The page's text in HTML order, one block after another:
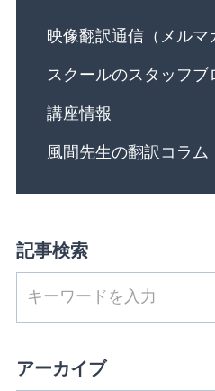
映像翻訳通信（メルマ
スクールのスタッフブ
講座情報
風間先生の翻訳コラム
記事検索
アーカイブ